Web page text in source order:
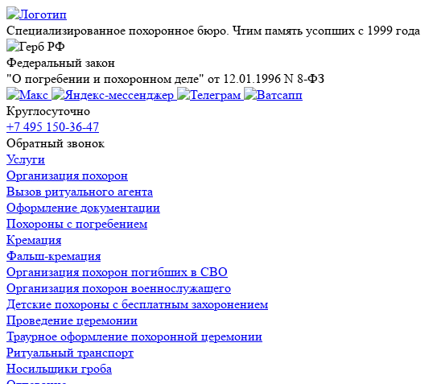
Специализированное похоронное бюро. Чтим память усопших с 1999 года
Федеральный закон
"О погребении и похоронном деле" от 12.01.1996 N 8-ФЗ
Круглосуточно
+7 495 150-36-47
Обратный звонок
Услуги
Организация похорон
Вызов ритуального агента
Оформление документации
Похороны с погребением
Кремация
Фальш-кремация
Организация похорон погибших в СВО
Организация похорон военнослужащего
Детские похороны с бесплатным захоронением
Проведение церемонии
Траурное оформление похоронной церемонии
Ритуальный транспорт
Носильщики гроба